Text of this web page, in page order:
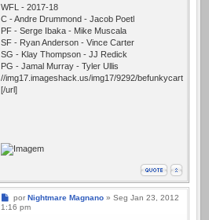
WFL - 2017-18
C - Andre Drummond - Jacob Poetl
PF - Serge Ibaka - Mike Muscala
SF - Ryan Anderson - Vince Carter
SG - Klay Thompson - JJ Redick
PG - Jamal Murray - Tyler Ullis
//img17.imageshack.us/img17/9292/
[/url]
Mensagem
por Nightmare Magnano» Seg Jan 23, 2012
1:16 pm